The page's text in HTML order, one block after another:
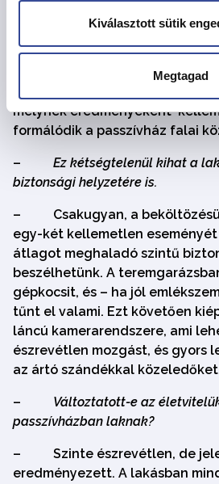
Kiválasztott sütik
Megtagad
szomszédokkal szót váltunk
alkalmával. Kicseréljük a
ötleteket adunk egymásnak
növényápolással kapcsolatban.
melynek eredményeként
formálódik a passzívház falai
– Ez kétségtelenül kihat a
biztonsági helyzetére is.
– Csakugyan, a
egy-két kellemetlen
átlagot meghaladó szintű
beszélhetünk. A
gépkocsit, és – ha jól
tűnt el valami. Ezt követően
láncú kamerarendszere, ami
észrevétlen mozgást, és gyors
az ártó szándékkal
– Változtatott-e az
passzívházban laknak?
– Szinte észrevétlen, de
eredményezett. A lakásban